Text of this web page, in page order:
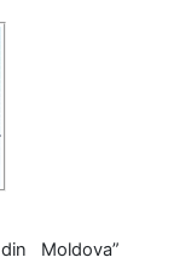
Moldova”